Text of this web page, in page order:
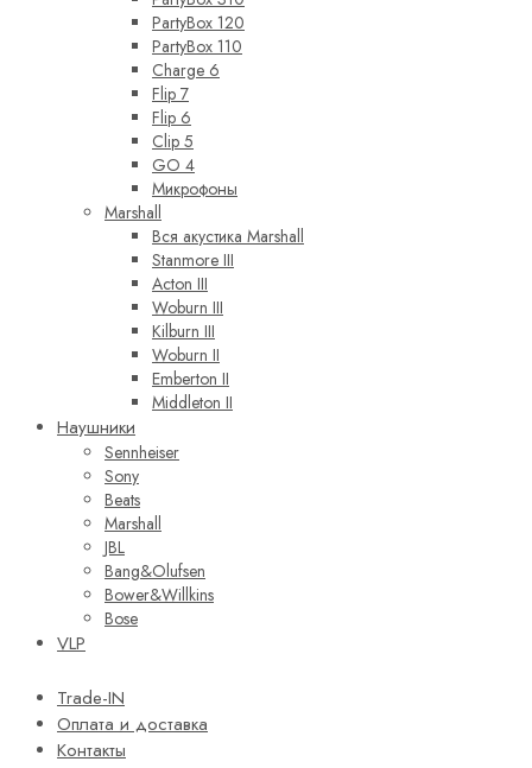
PartyBox 120
PartyBox 110
Charge 6
Flip 7
Flip 6
Clip 5
GO 4
Микрофоны
Marshall
Вся акустика Marshall
Stanmore III
Acton III
Woburn III
Kilburn III
Woburn II
Emberton II
Middleton II
Наушники
Sennheiser
Sony
Beats
Marshall
JBL
Bang&Olufsen
Bower&Willkins
Bose
VLP
Trade-IN
Оплата и доставка
Контакты